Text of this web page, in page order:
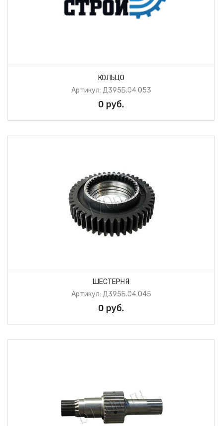
КОЛЬЦО
Артикул: Д395Б.04.053
0 руб.
ШЕСТЕРНЯ
Артикул: Д395Б.04.045
0 руб.